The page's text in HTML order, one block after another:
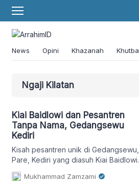
News Opini Khazanah
Ngaji Kilatan
Kiai Baidlowi dan Pesantren
Tanpa Nama, Gedangsewu
Kediri
Kisah pesantren unik di Gedangsewu,
Pare, Kediri yang diasuh Kiai Baidlowi
dengan tradisi ngaji kilatan Alfiyah,
Balaghah, dan Mantiq.
Mukhammad Zamzami